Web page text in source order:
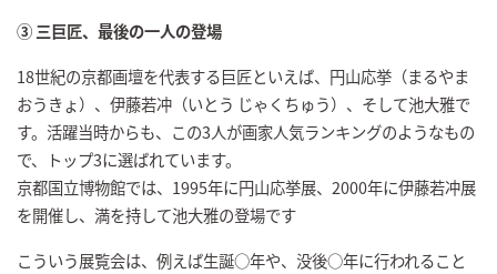
③ 三巨匠、最後の一人の登場
18世紀の京都画壇を代表する巨匠といえば、円山応挙（まるやま
おうきょ）、伊藤若冲（いとう じゃくちゅう）、そして池大雅で
す。活躍当時からも、この3人が画家人気ランキングのようなもの
で、トップ3に選ばれています。
京都国立博物館では、1995年に円山応挙展、2000年に伊藤若冲展
を開催し、満を持して池大雅の登場です
こういう展覧会は、例えば生誕○年や、没後○年に行われること